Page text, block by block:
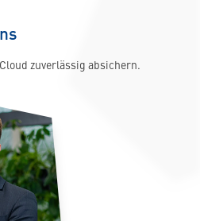
zuverlässig absichern.